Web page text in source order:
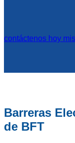
contáctenos hoy
Barreras
de BFT